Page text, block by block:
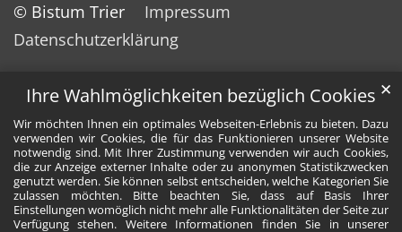
Ihre Wahlmöglichkeiten bezüglich Cookies
Wir möchten Ihnen ein optimales Webseiten-Erlebnis zu bieten. Dazu
verwenden wir Cookies, die für das Funktionieren unserer Website
notwendig sind. Mit Ihrer Zustimmung verwenden wir auch Cookies,
die zur Anzeige externer Inhalte oder zu anonymen Statistikzwecken
genutzt werden. Sie können selbst entscheiden, welche Kategorien Sie
zulassen möchten. Bitte beachten Sie, dass auf Basis Ihrer
Einstellungen womöglich nicht mehr alle Funktionalitäten der Seite zur
Verfügung stehen. Weitere Informationen finden Sie in unserer
✕
© Bistum Trier
Impressum
Datenschutzerklärung